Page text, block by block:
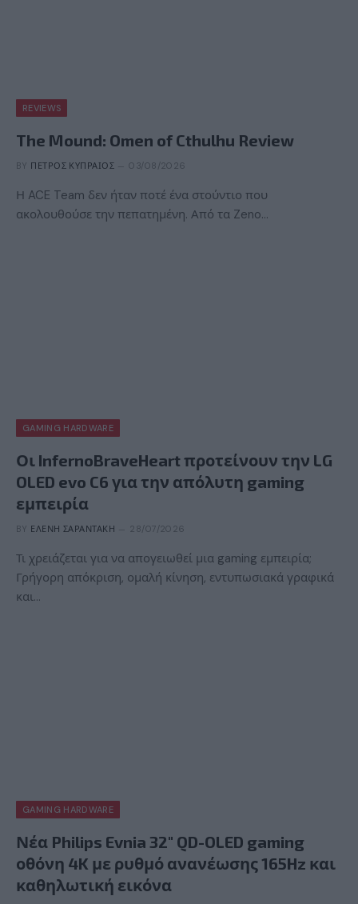
REVIEWS
The Mound: Omen of Cthulhu Review
BY ΠΈΤΡΟΣ ΚΥΠΡΑΊΟΣ 03/08/2026
Η ACE Team δεν ήταν ποτέ ένα στούντιο που
ακολουθούσε την πεπατημένη. Από τα Zeno…
GAMING HARDWARE
Οι InfernoBraveHeart προτείνουν την LG
OLED evo C6 για την απόλυτη gaming
εμπειρία
BY ΕΛΈΝΗ ΣΑΡΑΝΤΆΚΗ 28/07/2026
Τι χρειάζεται για να απογειωθεί μια gaming εμπειρία;
Γρήγορη απόκριση, ομαλή κίνηση, εντυπωσιακά γραφικά
και…
GAMING HARDWARE
Νέα Philips Evnia 32″ QD-OLED gaming
οθόνη 4K με ρυθμό ανανέωσης 165Hz και
καθηλωτική εικόνα